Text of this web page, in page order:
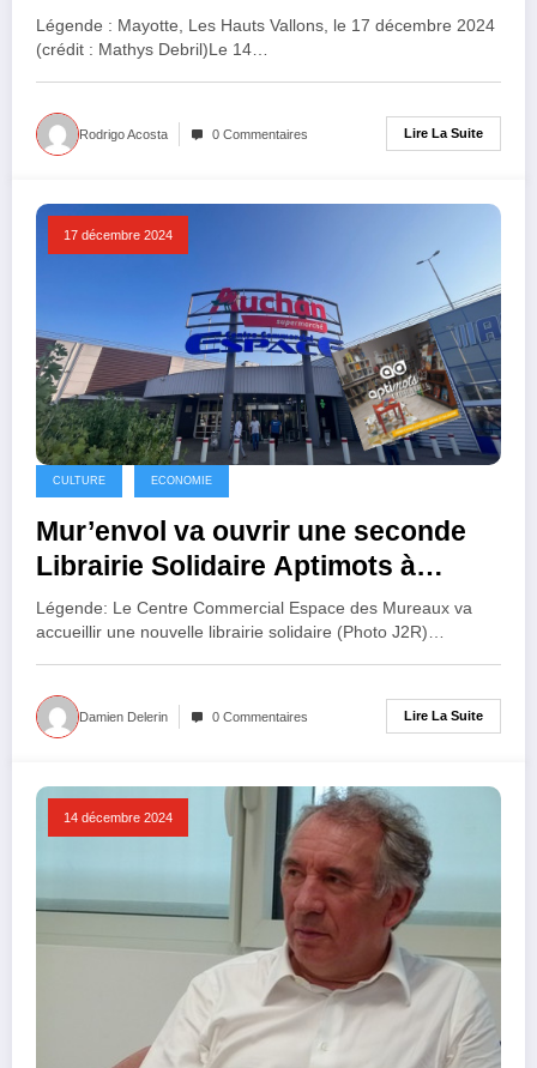
Chido
Légende : Mayotte, Les Hauts Vallons, le 17 décembre 2024
(crédit : Mathys Debril)Le 14…
Rodrigo Acosta 0 Commentaires Lire La Suite
17 décembre 2024
CULTURE ECONOMIE
Mur’envol va ouvrir une seconde
Librairie Solidaire Aptimots à
Espace
Légende: Le Centre Commercial Espace des Mureaux va
accueillir une nouvelle librairie solidaire (Photo J2R)…
Damien Delerin 0 Commentaires Lire La Suite
14 décembre 2024